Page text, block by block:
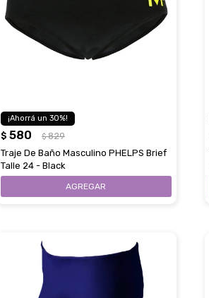
30
$ 580 $ 829
Traje De Baño Masculino PHELPS Brief
Talle 24 - Black